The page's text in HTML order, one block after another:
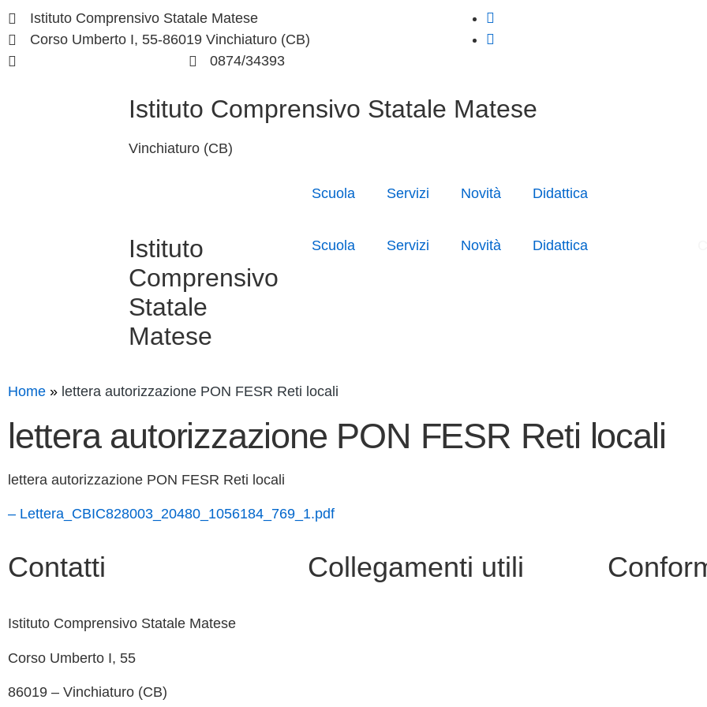
Istituto Comprensivo Statale Matese
Corso Umberto I, 55-86019 Vinchiaturo (CB)
0874/34393
Istituto Comprensivo Statale Matese
Vinchiaturo (CB)
Scuola Servizi Novità Didattica
Istituto
Comprensivo
Statale
Matese
Scuola Servizi Novità Didattica
Home lettera autorizzazione PON FESR Reti locali
lettera autorizzazione PON FESR Reti locali
lettera autorizzazione PON FESR Reti locali
– Lettera_CBIC828003_20480_1056184_769_1.pdf
Contatti
Istituto Comprensivo Statale Matese
Corso Umberto I, 55
86019 – Vinchiaturo (CB)
Collegamenti utili